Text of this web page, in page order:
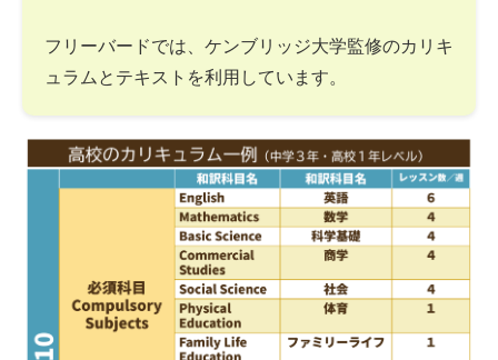
フリーバードでは、ケンブリッジ大学監修のカリキ
ュラムとテキストを利用しています。